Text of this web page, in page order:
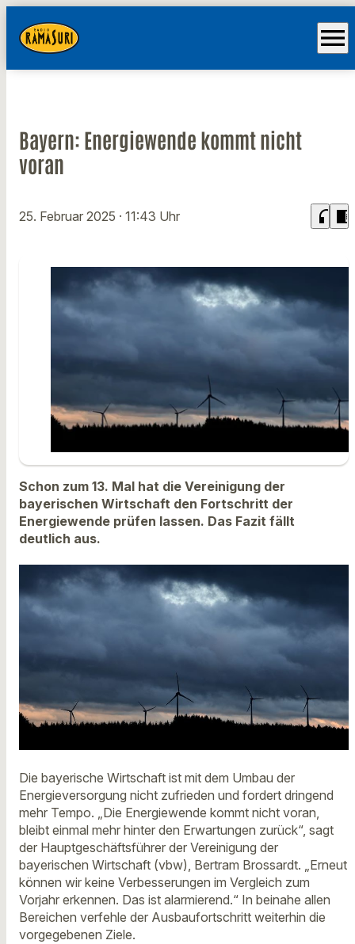
menu
Bayern: Energiewende kommt nicht
voran
25. Februar 2025 · 11:43 Uhr headphones chrome_reader_mode
Schon zum 13. Mal hat die Vereinigung der
bayerischen Wirtschaft den Fortschritt der
Energiewende prüfen lassen. Das Fazit fällt
deutlich aus.
Die bayerische Wirtschaft ist mit dem Umbau der
Energieversorgung nicht zufrieden und fordert dringend
mehr Tempo. „Die Energiewende kommt nicht voran,
bleibt einmal mehr hinter den Erwartungen zurück“, sagt
der Hauptgeschäftsführer der Vereinigung der
bayerischen Wirtschaft (vbw), Bertram Brossardt. „Erneut
können wir keine Verbesserungen im Vergleich zum
Vorjahr erkennen. Das ist alarmierend.“ In beinahe allen
Bereichen verfehle der Ausbaufortschritt weiterhin die
vorgegebenen Ziele.